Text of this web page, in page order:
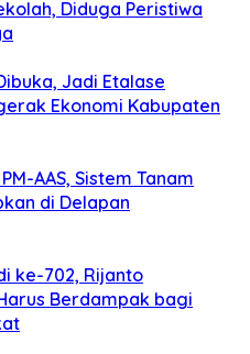
Diduga Peristiwa
Jadi Etalase
Ekonomi Kabupaten
AAS, Sistem Tanam
di Delapan
ke-702, Rijanto
Berdampak bagi